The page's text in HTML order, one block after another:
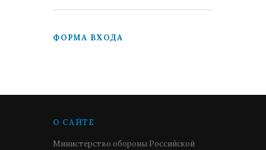
ФОРМА ВХОДА
О САЙТЕ
Министерство обороны Российской